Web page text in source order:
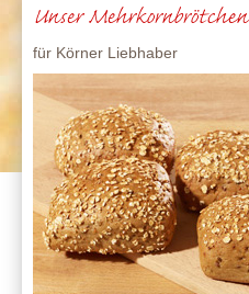
Unser Mehrkornbrötchen
für Körner Liebhaber